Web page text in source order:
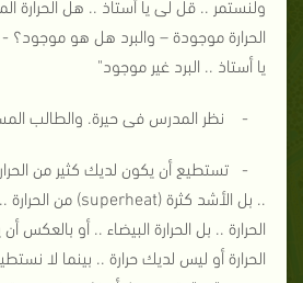
الحرارة موجودة – والبرد هل هو موجود؟
يا أستاذ .. البرد غير موجود"
- نظر المدرس فى حيرة. والطالب
- تستطيع أن يكون لديك كثير من
الحرارة .. بل الحرارة البيضاء .. أو
الحرارة أو ليس لديك حرارة .. بينما لا